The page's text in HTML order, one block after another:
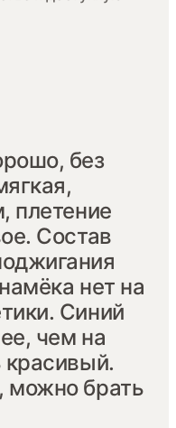
без
плетение
Состав
нет на
Синий
чем на
красивый.
можно брать